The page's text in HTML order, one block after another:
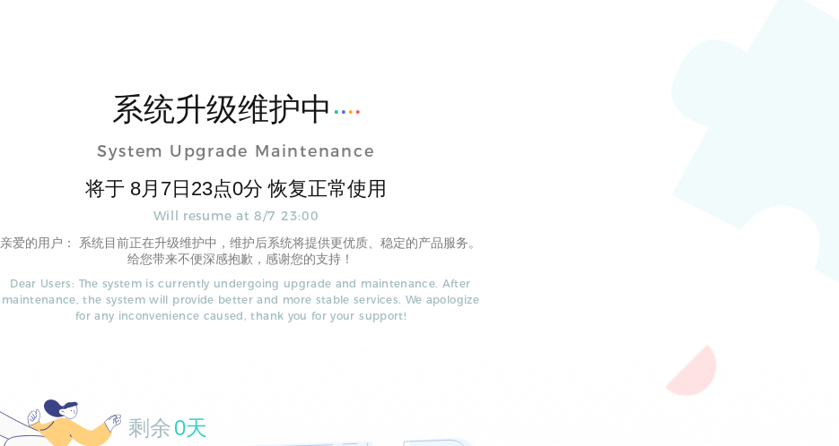
系统升级维护中
System Upgrade Maintenance
将于 8月 7日 23点0分 恢复正常使用
Will resume at8/7 23:00
亲爱的用户： 系统目前正在升级维护中，维护后系统将提供更优质、稳定的产品服务。
给您带来不便深感抱歉，感谢您的支持！
Dear Users: The system is currently undergoing upgrade and maintenance. After
maintenance, the system will provide better and more stable services. We apologize
for any inconvenience caused, thank you for your support!
剩余0天